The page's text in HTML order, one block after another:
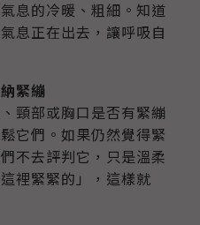
息的冷暖、粗細。知道
息正在出去，讓呼吸自
緊繃
頸部或胸口是否有緊繃
它們。如果仍然覺得緊
們不去評判它，只是溫柔
裡緊緊的」，這樣就